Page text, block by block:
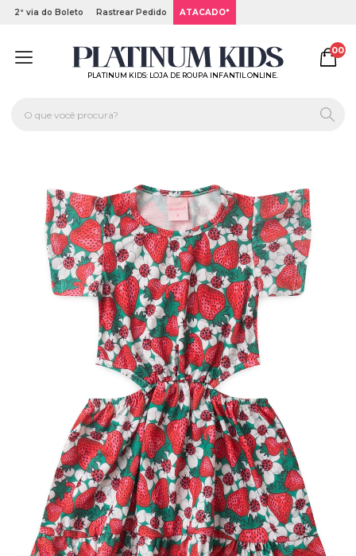
2ª via do Boleto Rastrear Pedido ATACADO*
PLATINUM KIDS: LOJA DE ROUPA INFANTIL ONLINE.
00